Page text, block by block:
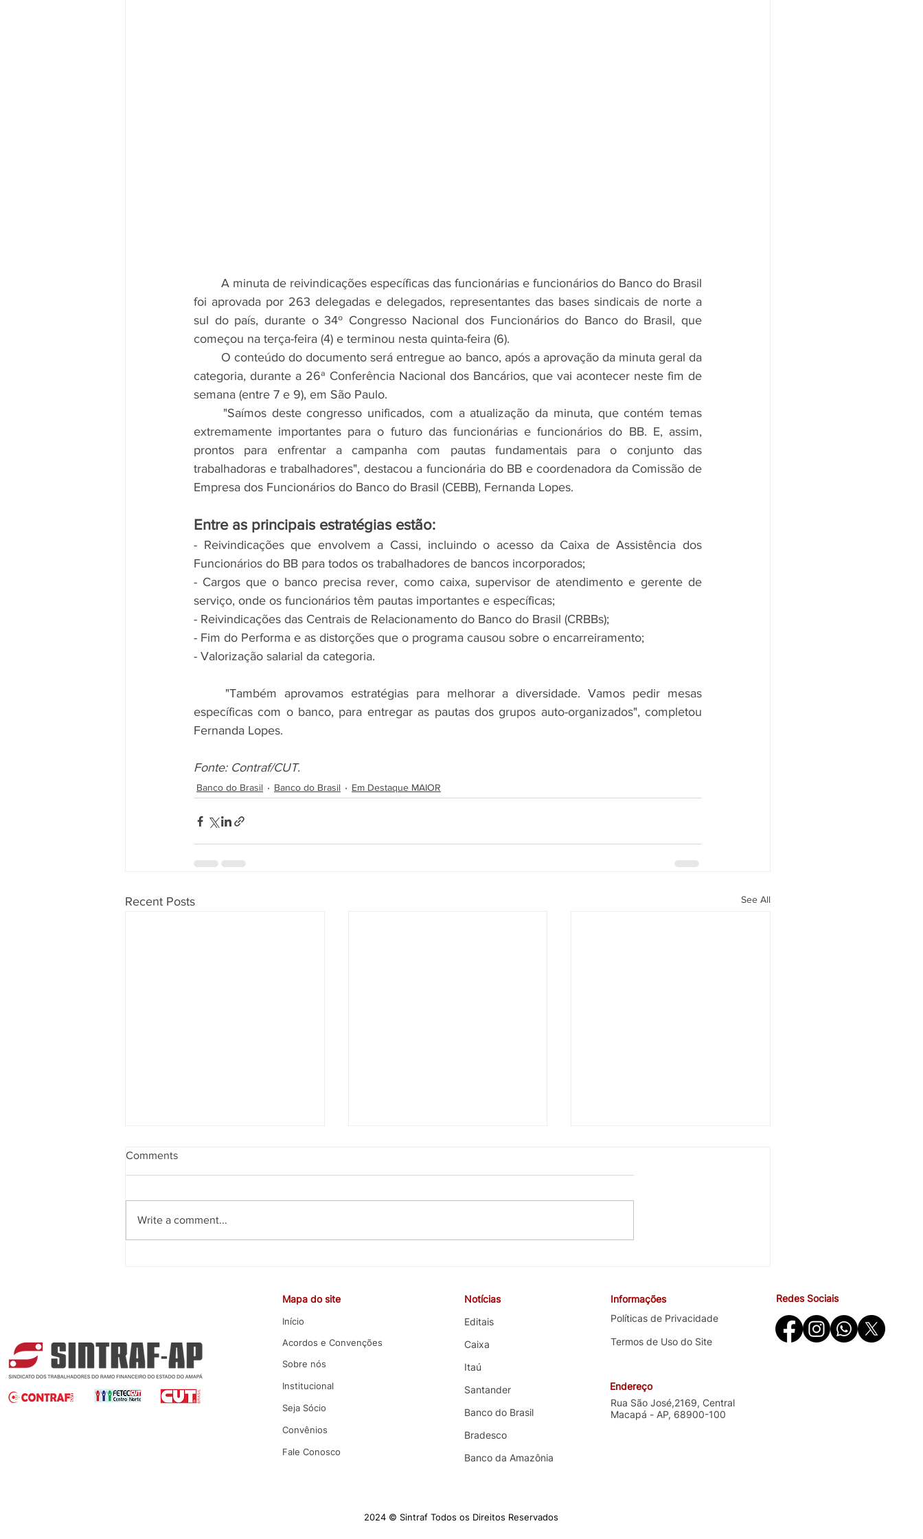
foi aprovada por 263 delegadas e delegados, representantes das bases sindicais de norte a
sul do país, durante o 34º Congresso Nacional dos Funcionários do Banco do Brasil, que
começou na terça-feira (4) e terminou nesta quinta-feira (6).
categoria, durante a 26ª Conferência Nacional dos Bancários, que vai acontecer neste fim de
semana (entre 7 e 9), em São Paulo.
extremamente importantes para o futuro das funcionárias e funcionários do BB. E, assim,
prontos para enfrentar a campanha com pautas fundamentais para o conjunto das
trabalhadoras e trabalhadores", destacou a funcionária do BB e coordenadora da Comissão de
Empresa dos Funcionários do Banco do Brasil (CEBB), Fernanda Lopes.
Entre as principais estratégias estão:
- Reivindicações que envolvem a Cassi, incluindo o acesso da Caixa de Assistência dos
Funcionários do BB para todos os trabalhadores de bancos incorporados;
- Cargos que o banco precisa rever, como caixa, supervisor de atendimento e gerente de
serviço, onde os funcionários têm pautas importantes e específicas;
- Reivindicações das Centrais de Relacionamento do Banco do Brasil (CRBBs);
- Fim do Performa e as distorções que o programa causou sobre o encarreiramento;
- Valorização salarial da categoria.
específicas com o banco, para entregar as pautas dos grupos auto-organizados", completou
Fernanda Lopes.
Fonte: Contraf/CUT.
Banco do Brasil Banco do Brasil Em Destaque MAIOR
Recent Posts See All
de trabalho em negociação
com o Banco do Brasil
com o Santander
Comments
Write a comment...
Mapa do site
Início
Acordos e Convenções
Sobre nós
Institucional
Seja Sócio
Convênios
Fale Conosco
Notícias
Editais
Caixa
Itaú
Santander
Banco do Brasil
Bradesco
Banco da Amazônia
Informações
Políticas de Privacidade
Termos de Uso do Site
Redes Sociais
Endereço
Rua São José,2169, Central
Macapá - AP, 68900-100
2024 © Sintraf Todos os Direitos Reservados